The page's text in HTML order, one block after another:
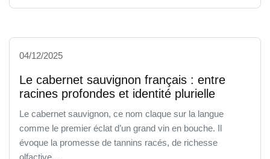
04/12/2025
Le cabernet sauvignon français : entre
racines profondes et identité plurielle
Le cabernet sauvignon, ce nom claque sur la langue
comme le premier éclat d’un grand vin en bouche. Il
évoque la promesse de tannins racés, de richesse
olfactive...